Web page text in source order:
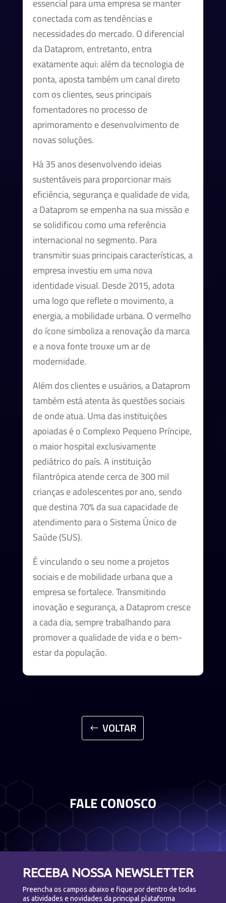
essencial para uma empresa se manter
conectada com as tendências e
necessidades do mercado. O diferencial
da Dataprom, entretanto, entra
exatamente aqui: além da tecnologia de
ponta, aposta também um canal direto
com os clientes, seus principais
fomentadores no processo de
aprimoramento e desenvolvimento de
novas soluções.
Há 35 anos desenvolvendo ideias
sustentáveis para proporcionar mais
eficiência, segurança e qualidade de vida,
a Dataprom se empenha na sua missão e
se solidificou como uma referência
internacional no segmento. Para
transmitir suas principais características, a
empresa investiu em uma nova
identidade visual. Desde 2015, adota
uma logo que reflete o movimento, a
energia, a mobilidade urbana. O vermelho
do ícone simboliza a renovação da marca
e a nova fonte trouxe um ar de
modernidade.
Além dos clientes e usuários, a Dataprom
também está atenta às questões sociais
de onde atua. Uma das instituições
apoiadas é o Complexo Pequeno Príncipe,
o maior hospital exclusivamente
pediátrico do país. A instituição
filantrópica atende cerca de 300 mil
crianças e adolescentes por ano, sendo
que destina 70% da sua capacidade de
atendimento para o Sistema Único de
Saúde (SUS).
É vinculando o seu nome a projetos
sociais e de mobilidade urbana que a
empresa se fortalece. Transmitindo
inovação e segurança, a Dataprom cresce
a cada dia, sempre trabalhando para
promover a qualidade de vida e o bem-
estar da população.
VOLTAR
FALE CONOSCO
RECEBA NOSSA NEWSLETTER
Preencha os campos abaixo e fique por dentro de todas
as atividades e novidades da principal plataforma